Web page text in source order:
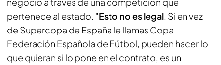
negocio a través de una competición que
pertenece al estado. "Esto no es legal. Si en vez
de Supercopa de España le llamas Copa
Federación Española de Fútbol, pueden hacer lo
que quieran si lo pone en el contrato, es un